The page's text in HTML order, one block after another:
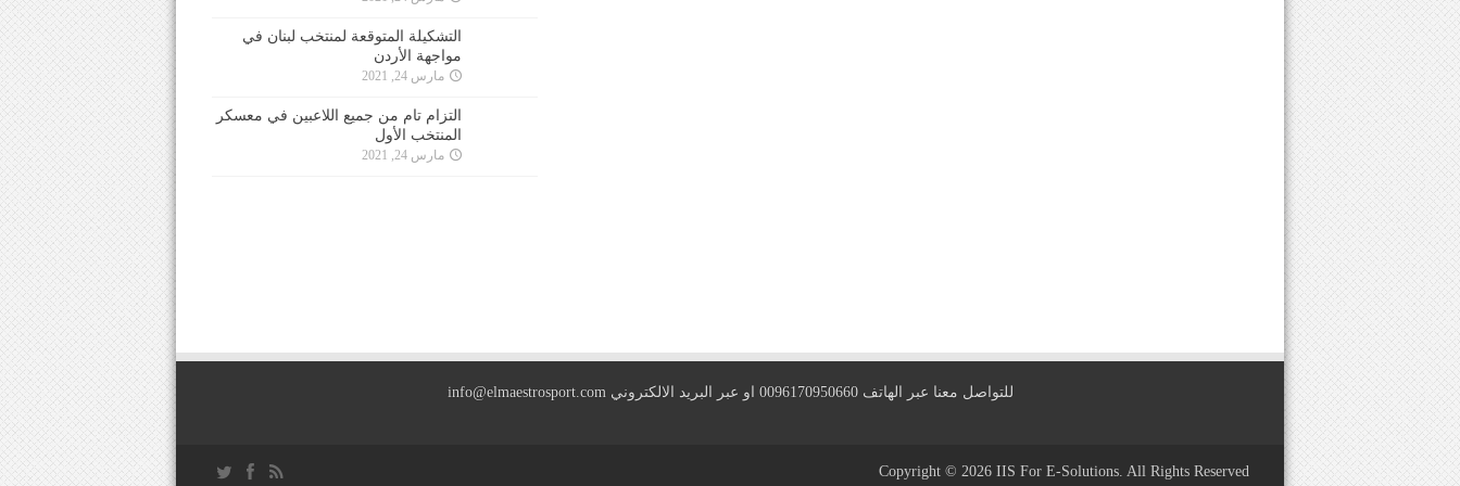
التشكيلة المتوقعة لمنتخب لبنان في
مواجهة الأردن
مارس 24, 2021
التزام تام من جميع اللاعبين في معسكر
المنتخب الأول
مارس 24, 2021
للتواصل معنا عبر الهاتف 0096170950660 او عبر البريد الالكتروني info@elmaestrosport.com
Copyright © 2026 IIS For E-Solutions. All Rights Reserved